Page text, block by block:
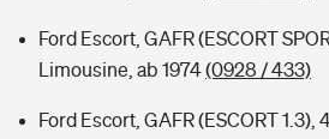
Ford Escort, GAFR (ESCORT
Limousine, ab 1974(0928 / 433)
Ford Escort, GAFR (ESCORT 1.3),